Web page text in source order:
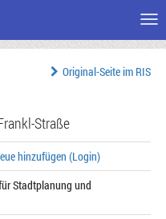
Original-Seite im RIS
Straße
hinzufügen (Login)
Stadtplanung und